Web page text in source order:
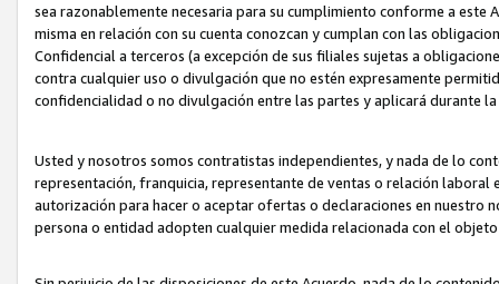
sea razonablemente necesaria para su cumplimiento conforme a
misma en relación con su cuenta conozcan y cumplan con las
Confidencial a terceros (a excepción de sus filiales sujetas a
contra cualquier uso o divulgación que no estén expresamente
confidencialidad o no divulgación entre las partes y aplicará durante
Usted y nosotros somos contratistas independientes, y nada de lo
representación, franquicia, representante de ventas o relación
autorización para hacer o aceptar ofertas o declaraciones en nuestro
persona o entidad adopten cualquier medida relacionada con el